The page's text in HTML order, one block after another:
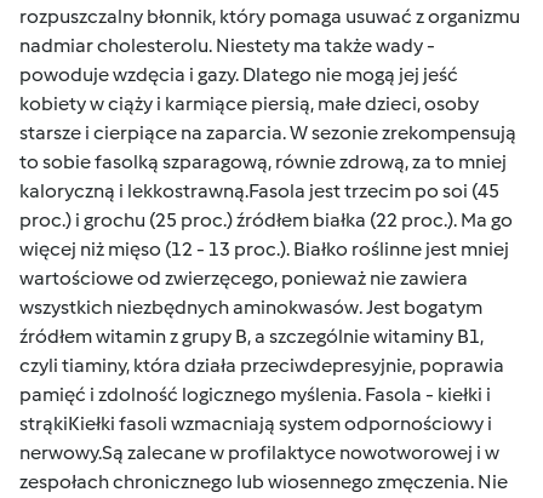
rozpuszczalny błonnik, który pomaga usuwać z organizmu
nadmiar cholesterolu. Niestety ma także wady -
powoduje wzdęcia i gazy. Dlatego nie mogą jej jeść
kobiety w ciąży i karmiące piersią, małe dzieci, osoby
starsze i cierpiące na zaparcia. W sezonie zrekompensują
to sobie fasolką szparagową, równie zdrową, za to mniej
kaloryczną i lekkostrawną.Fasola jest trzecim po soi (45
proc.) i grochu (25 proc.) źródłem białka (22 proc.). Ma go
więcej niż mięso (12 - 13 proc.). Białko roślinne jest mniej
wartościowe od zwierzęcego, ponieważ nie zawiera
wszystkich niezbędnych aminokwasów. Jest bogatym
źródłem witamin z grupy B, a szczególnie witaminy B1,
czyli tiaminy, która działa przeciwdepresyjnie, poprawia
pamięć i zdolność logicznego myślenia. Fasola - kiełki i
strąkiKiełki fasoli wzmacniają system odpornościowy i
nerwowy.Są zalecane w profilaktyce nowotworowej i w
zespołach chronicznego lub wiosennego zmęczenia. Nie